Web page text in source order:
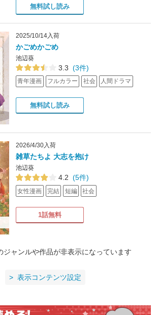
無料試し読み
2025/10/14入荷
かごめかごめ
池辺葵
3.3 (3件)
青年漫画 フルカラー 社会 人間ドラマ
無料試し読み
2026/4/30入荷
雑草たちよ 大志を抱け
池辺葵
4.2 (5件)
女性漫画 完結 短編 社会
1話無料
ジャンルや作品が非表示になっています
表示コンテンツ設定